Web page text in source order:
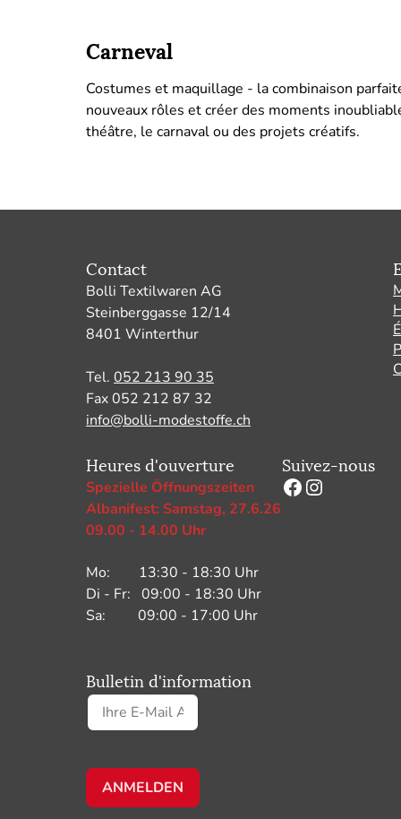
Carneval
Costumes et maquillage - la combinaison
nouveaux rôles et créer des moments
théâtre, le carnaval ou des projets créatifs.
Contact
Bolli Textilwaren AG
Steinberggasse 12/14
8401 Winterthur
Tel. 052 213 90 35
Fax 052 212 87 32
info@bolli-modestoffe.ch
Heures d'ouverture
Spezielle Öffnungszeiten
Albanifest: Samstag, 27.6.26
09.00 - 14.00 Uhr
Mo: 13:30 - 18:30 Uhr
Di - Fr: 09:00 - 18:30 Uhr
Sa: 09:00 - 17:00 Uhr
Suivez-nous
Facebook
Instagram
Bulletin d'information